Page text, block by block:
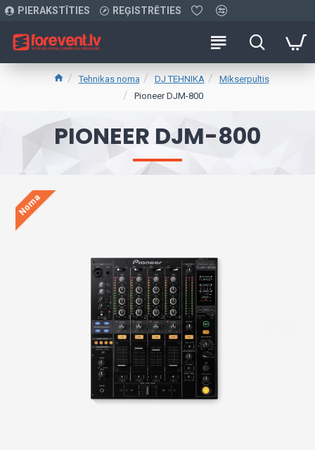
PIERAKSTĪTIES REĢISTRĒTIES
Tehnikas noma DJ TEHNIKA
Mikserpultis
Pioneer DJM-800
PIONEER DJM-800
Noma